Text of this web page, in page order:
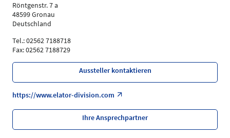
Röntgenstr. 7 a
48599 Gronau
Deutschland
Tel.: 02562 7188718
Fax: 02562 7188729
Aussteller kontaktieren
https://www.elator-division.com
Ihre Ansprechpartner